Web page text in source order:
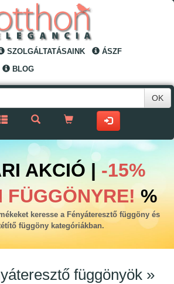
SZOLGÁLTATÁSAINK
ÁSZF
BLOG
OK
AKCIÓ | -15%
FÜGGÖNYRE!%
keresse a Fényáteresztő függöny és
függöny kategóriákban.
függönyök »